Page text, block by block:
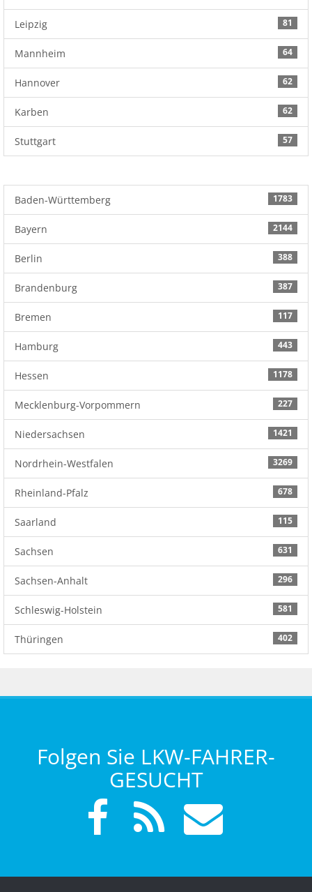
81
Leipzig
64
Mannheim
62
Hannover
62
Karben
57
Stuttgart
1783
Baden-Württemberg
2144
Bayern
388
Berlin
387
Brandenburg
117
Bremen
443
Hamburg
1178
Hessen
227
Mecklenburg-Vorpommern
1421
Niedersachsen
3269
Nordrhein-Westfalen
678
Rheinland-Pfalz
115
Saarland
631
Sachsen
296
Sachsen-Anhalt
581
Schleswig-Holstein
402
Thüringen
Folgen Sie LKW-FAHRER-
GESUCHT